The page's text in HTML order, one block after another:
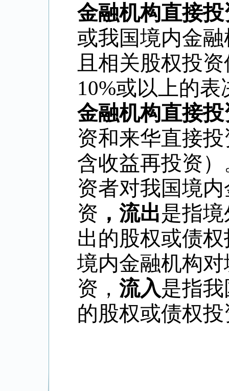
金融机构直接投
或我国境内金
且相关股权投
10%或以上的表
金融机构直接
资和来华直接
含收益再投资
资者对我国境
资 ，流出是指
出的股权或债
境内金融机构
资， 流入是指
的股权或债权